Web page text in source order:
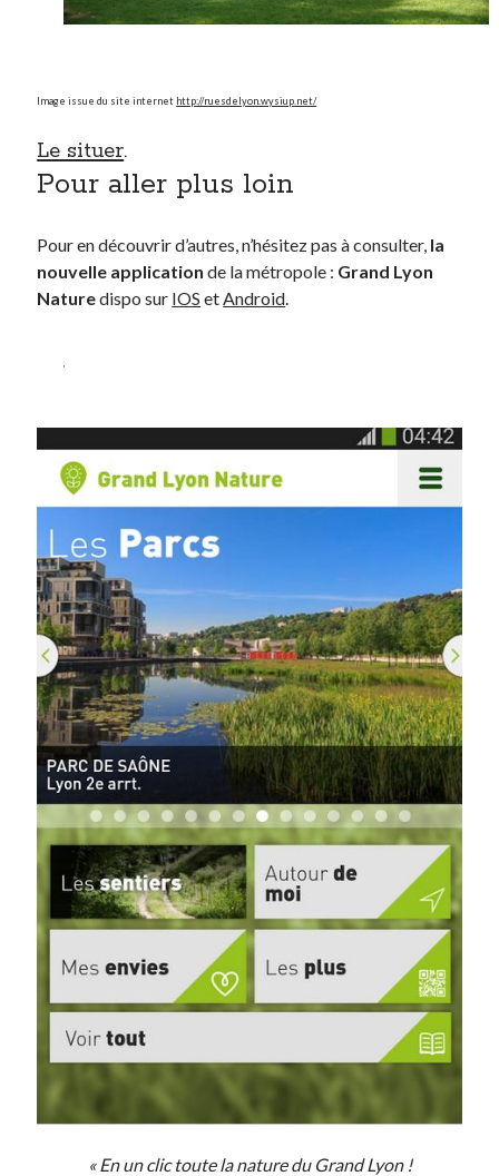
Image issue du site internet http://ruesdelyon.wysiup.net/
Le situer.
Pour aller plus loin
Pour en découvrir d’autres, n’hésitez pas à consulter, la
nouvelle application de la métropole : Grand Lyon
Naturedispo sur IOS etAndroid.
« En un clic toute la nature du Grand Lyon !